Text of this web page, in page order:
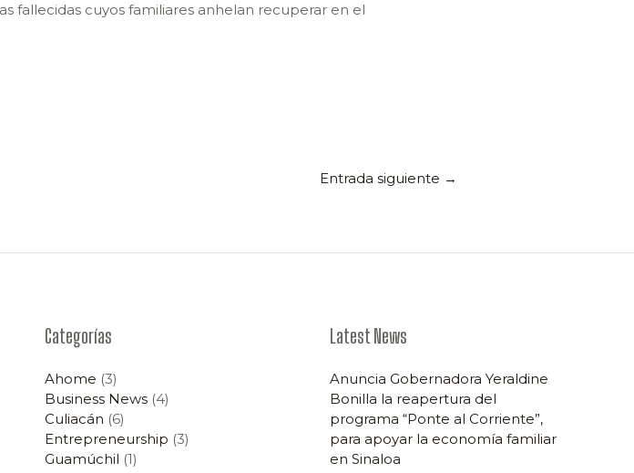
fallecidas cuyos familiares anhelan recuperar en el
Entrada siguiente →
Categorías
Ahome (3)
Business News (4)
Culiacán (6)
Entrepreneurship (3)
Guamúchil (1)
Latest News
Anuncia Gobernadora Yeraldine
Bonilla la reapertura del
programa “Ponte al Corriente”,
para apoyar la economía familiar
en Sinaloa